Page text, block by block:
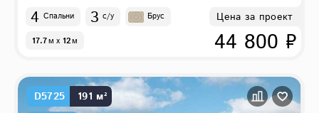
4 Спальни 3 с/у Брус
17.7м x 12м
Цена за проект
44 800 ₽
D5725
191 м²